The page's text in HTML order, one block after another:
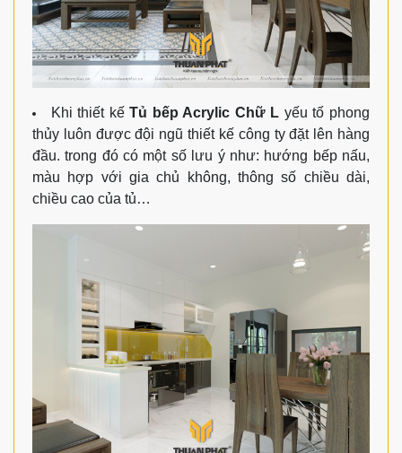
Khi thiết kếTủ bếp Acrylic Chữ L yếu tố phong
thủy luôn được đội ngũ thiết kế công ty đặt lên hàng
đầu. trong đó có một số lưu ý như: hướng bếp nấu,
màu hợp với gia chủ không, thông số chiều dài,
chiều cao của tủ…